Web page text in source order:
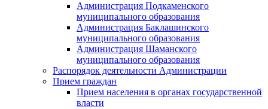
Администрация Подкаменского
муниципального образования
Администрация Баклашинского
муниципального образования
Администрация Шаманского
муниципального образования
Распорядок деятельности Администрации
Прием граждан
Прием населения в органах государственной
власти